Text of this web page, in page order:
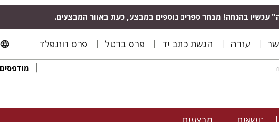
עכשיו בהנחה! מבחר ספרים נוספים במבצע, כעת באזור המבצעים.
עזרה הגשת כתב יד פרס ברטל פרס רוזנפלד
מודפסים